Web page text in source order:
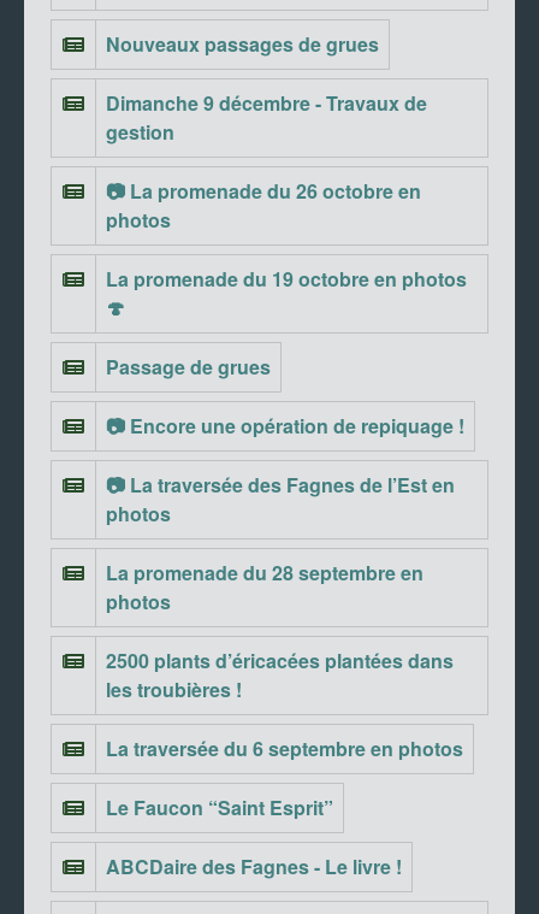
Nouveaux passages de grues
Dimanche 9 décembre - Travaux de
gestion
📷 La promenade du 26 octobre en
photos
La promenade du 19 octobre en photos
🍄
Passage de grues
📷 Encore une opération de repiquage !
📷 La traversée des Fagnes de l’Est en
photos
La promenade du 28 septembre en
photos
2500 plants d’éricacées plantées dans
les troubières !
La traversée du 6 septembre en photos
Le Faucon “Saint Esprit”
ABCDaire des Fagnes - Le livre !